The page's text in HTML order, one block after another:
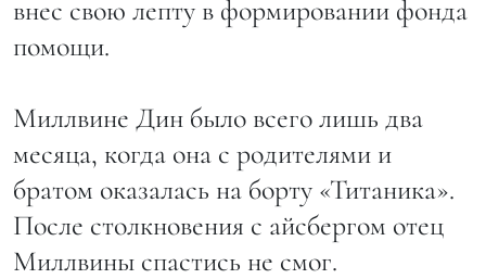
внес свою лепту в формировании фонда
помощи.
Миллвине Дин было всего лишь два
месяца, когда она с родителями и
братом оказалась на борту «Титаника».
После столкновения с айсбергом отец
Миллвины спастись не смог.